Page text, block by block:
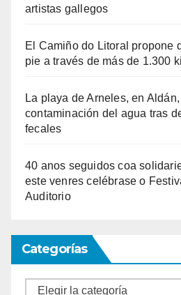
artistas gallegos
El Camiño do Litoral propone
pie a través de más de 1.300
La playa de Arneles, en
contaminación del agua tras
fecales
40 anos seguidos coa
este venres celébrase o
Auditorio
Categorías
Categorías